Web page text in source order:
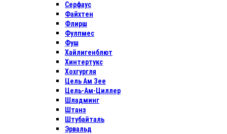
Серфаус
Файхтен
Флирш
Фулпмес
Фуш
Хайлигенблют
Хинтертукс
Хохгургля
Цель Ам Зее
Цель-Ам-Циллер
Шладминг
Штанз
Штубайталь
Эрвальд